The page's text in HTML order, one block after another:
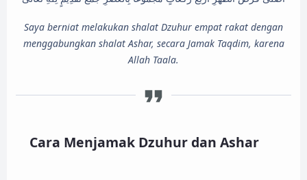
Saya berniat melakukan shalat Dzuhur empat rakat dengan
menggabungkan shalat Ashar, secara Jamak Taqdim, karena
Allah Taala.
Cara Menjamak Dzuhur dan Ashar